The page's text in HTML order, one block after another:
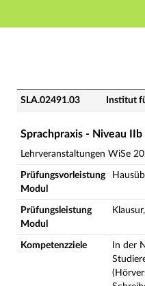
SLA.02491.03 -
SLA.02491.03 Institut
Sprachpraxis - Niveau IIb
Lehrveranstaltungen WiSe
Prüfungsvorleistung
Modul
Prüfungsleistung
Modul
Kompetenzziele
In der